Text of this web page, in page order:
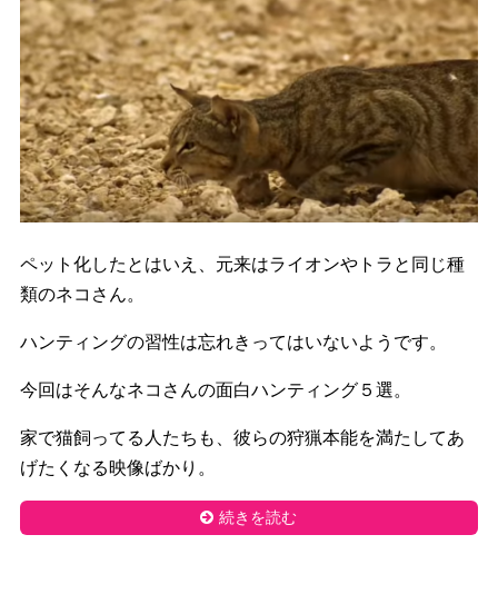
ペット化したとはいえ、元来はライオンやトラと同じ種
類のネコさん。
ハンティングの習性は忘れきってはいないようです。
今回はそんなネコさんの面白ハンティング５選。
家で猫飼ってる人たちも、彼らの狩猟本能を満たしてあ
げたくなる映像ばかり。
続きを読む